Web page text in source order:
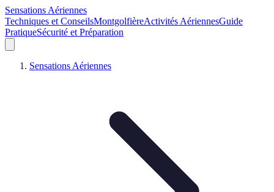
Sensations Aériennes
Techniques et ConseilsMontgolfièreActivités AériennesGuide
PratiqueSécurité et Préparation
Sensations Aériennes